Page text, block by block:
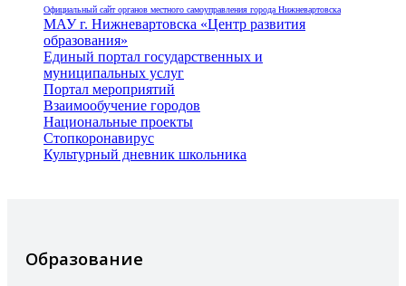
Официальный сайт органов местного самоуправления города Нижневартовска
МАУ г. Нижневартовска «Центр развития
образования»
Единый портал государственных и
муниципальных услуг
Портал мероприятий
Взаимообучение городов
Национальные проекты
Стопкоронавирус
Культурный дневник школьника
Образование